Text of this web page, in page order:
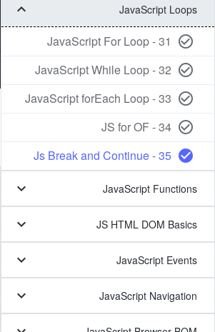
JavaScript Loops
keyboard_arrow_down
check_circle_outline
31 - JavaScript For Loop
check_circle_outline
32 - JavaScript While Loop
check_circle_outline
33 - JavaScript forEach Loop
check_circle_outline
34 - JS for OF
check_circle
35 - Js Break and Continue
JavaScript Functions
keyboard_arrow_down
JS HTML DOM Basics
keyboard_arrow_down
JavaScript Events
keyboard_arrow_down
JavaScript Navigation
keyboard_arrow_down